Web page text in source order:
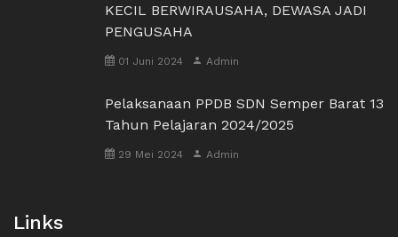
KECIL BERWIRAUSAHA, DEWASA JADI
PENGUSAHA
01 Juni 2024 Admin
Pelaksanaan PPDB SDN Semper Barat 13
Tahun Pelajaran 2024/2025
29 Mei 2024 Admin
Links